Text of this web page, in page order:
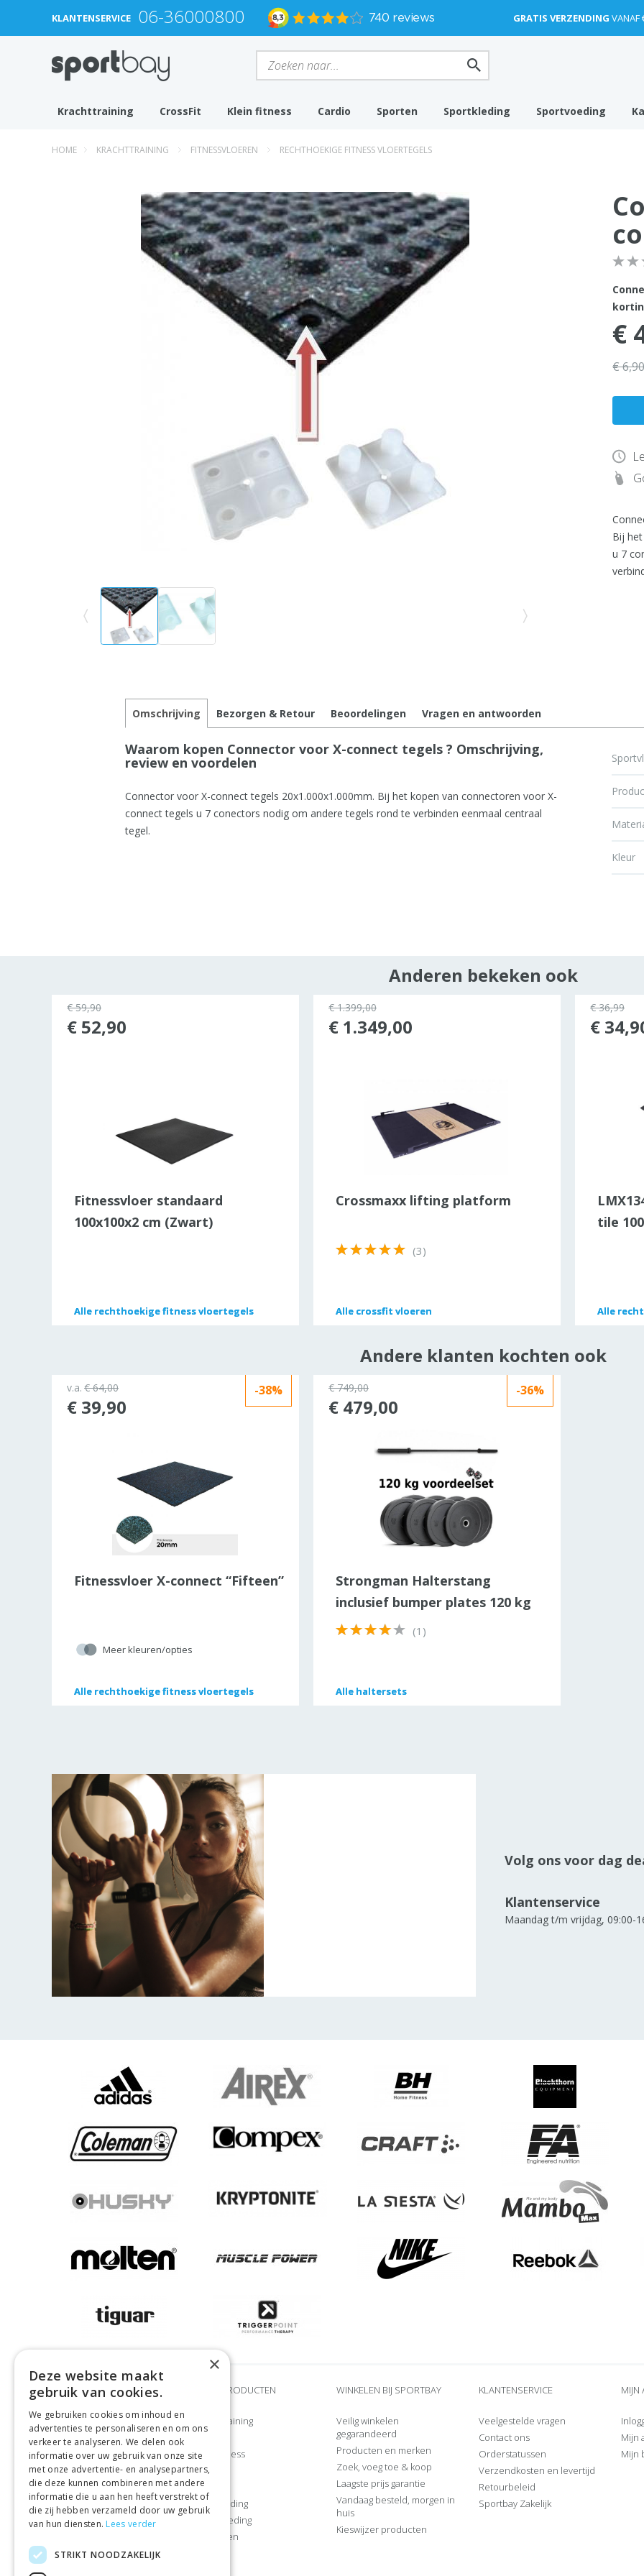
KLANTENSERVICE 06-36000800 GRATIS VERZENDING VANAF
Krachttraining CrossFit Klein fitness Cardio Sporten Sportkleding Sportvoeding
HOME KRACHTTRAINING FITNESSVLOEREN RECHTHOEKIGE FITNESS VLOERTEGELS
€
€ 6,90
Bij
u 7
Omschrijving Bezorgen & Retour Beoordelingen Vragen en antwoorden
Waarom kopen Connector voor X-connect tegels ? Omschrijving,
review en voordelen
Connector voor X-connect tegels 20x1.000x1.000mm. Bij het kopen van connectoren voor X-
connect tegels u 7 conectors nodig om andere tegels rond te verbinden eenmaal centraal
tegel.
Kleur
Anderen bekeken ook
Fitnessvloer standaard
100x100x2 cm (Zwart)
Alle rechthoekige fitness vloertegels
Alle rechthoekige fitness vloertegels
€ 59,90
€ 52,90
Crossmaxx lifting platform
(3)
Alle crossfit vloeren
Alle crossfit vloeren
€ 1.399,00
€ 1.349,00
tile
Alle
Alle
€ 36,99
€
Andere klanten kochten ook
-38%
Fitnessvloer X-connect “Fifteen”
Meer kleuren/opties
Alle rechthoekige fitness vloertegels
Alle rechthoekige fitness vloertegels
v.a. € 64,00
€ 39,90
-36%
Strongman Halterstang
inclusief bumper plates 120 kg
(1)
Alle haltersets
Alle haltersets
€ 749,00
€ 479,00
Volg ons voor dag
Klantenservice
Maandag t/m vrijdag, 09:00-
MERKEN
Adidas
Airex
Craft
Gymstick
Let’s Bands
Manduka
Muscle Power
Reebok
ONZE PRODUCTEN
Krachttraining
Klein fitness
Cardio
Sporten
Sportkleding
Sportvoeding
Kamperen
WINKELEN BIJ SPORTBAY
Veilig winkelen
gegarandeerd
Producten en merken
Zoek, voeg toe & koop
Laagste prijs garantie
Vandaag besteld, morgen in
huis
Kieswijzer producten
KLANTENSERVICE
Veelgestelde vragen
Contact ons
Orderstatussen
Verzendkosten en levertijd
Retourbeleid
Sportbay Zakelijk
MIJN
Mijn
Mijn
×
Deze website maakt
gebruik van cookies.
We gebruiken cookies om inhoud en
advertenties te personaliseren en om ons
verkeer te analyseren. We delen ook
informatie over uw gebruik van onze site
met onze advertentie- en analysepartners,
die deze kunnen combineren met andere
informatie die u aan hen heeft verstrekt of
die zij hebben verzameld door uw gebruik
van hun diensten. Lees verder
STRIKT NOODZAKELIJK